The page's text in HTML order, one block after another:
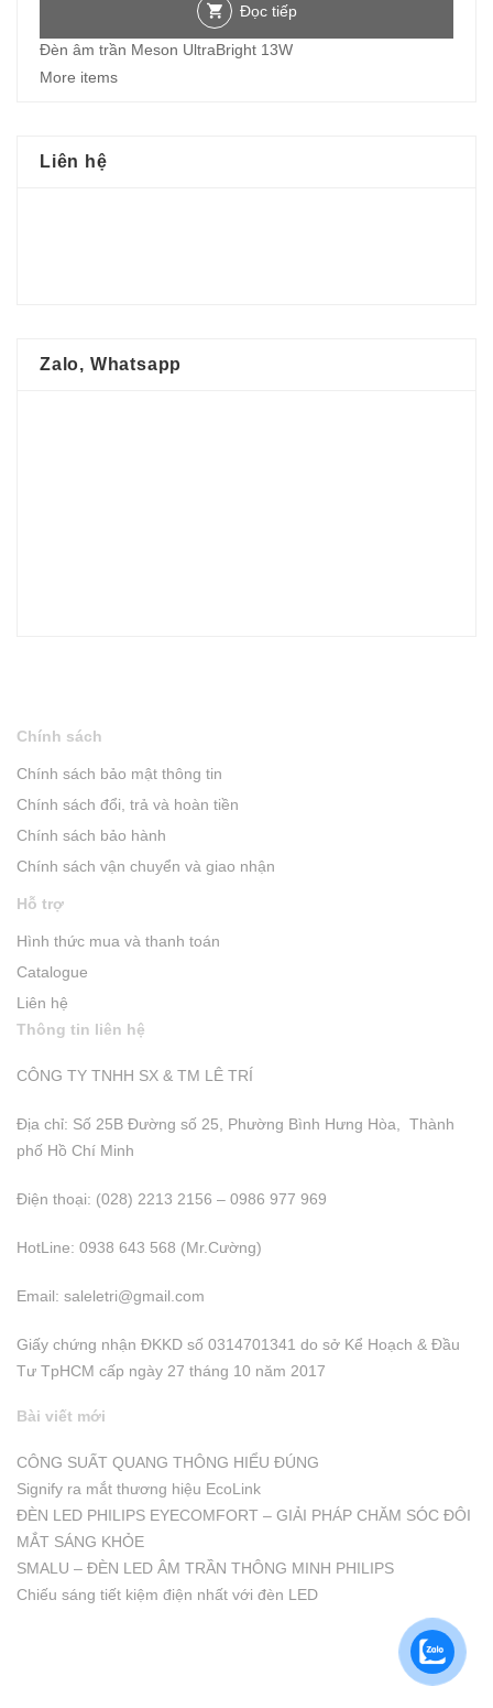
Đọc tiếp
Đèn âm trần Meson UltraBright 13W
More items
Liên hệ
Zalo, Whatsapp
Chính sách
Chính sách bảo mật thông tin
Chính sách đổi, trả và hoàn tiền
Chính sách bảo hành
Chính sách vận chuyển và giao nhận
Hỗ trợ
Hình thức mua và thanh toán
Catalogue
Liên hệ
Thông tin liên hệ
CÔNG TY TNHH SX & TM LÊ TRÍ
Địa chỉ: Số 25B Đường số 25, Phường Bình Hưng Hòa, Thành
phố Hồ Chí Minh
Điện thoại: (028) 2213 2156 – 0986 977 969
HotLine: 0938 643 568 (Mr.Cường)
Email: saleletri@gmail.com
Giấy chứng nhận ĐKKD số 0314701341 do sở Kể Hoạch & Đầu
Tư TpHCM cấp ngày 27 tháng 10 năm 2017
Bài viết mới
CÔNG SUẤT QUANG THÔNG HIỂU ĐÚNG
Signify ra mắt thương hiệu EcoLink
ĐÈN LED PHILIPS EYECOMFORT – GIẢI PHÁP CHĂM SÓC ĐÔI
MẮT SÁNG KHỎE
SMALU – ĐÈN LED ÂM TRẦN THÔNG MINH PHILIPS
Chiếu sáng tiết kiệm điện nhất với đèn LED